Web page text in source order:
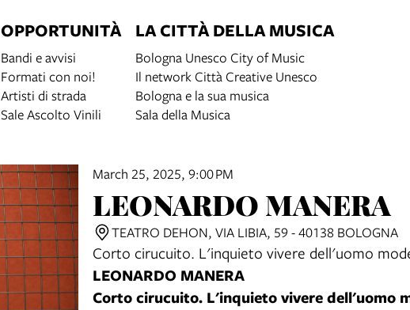
OPPORTUNITÀ
Bandi e avvisi
Formati con noi!
Artisti di strada
Sale Ascolto Vinili
LA CITTÀ DELLA MUSICA
Bologna Unesco City of Music
Il network Città Creative Unesco
Bologna e la sua musica
Sala della Musica
March 25, 2025, 9:00 PM
LEONARDO MANERA
TEATRO DEHON, VIA LIBIA, 59 - 40138 BOLOGNA
Corto cirucuito. L'inquieto vivere dell'uomo
LEONARDO MANERA
Corto cirucuito. L'inquieto vivere dell'uomo